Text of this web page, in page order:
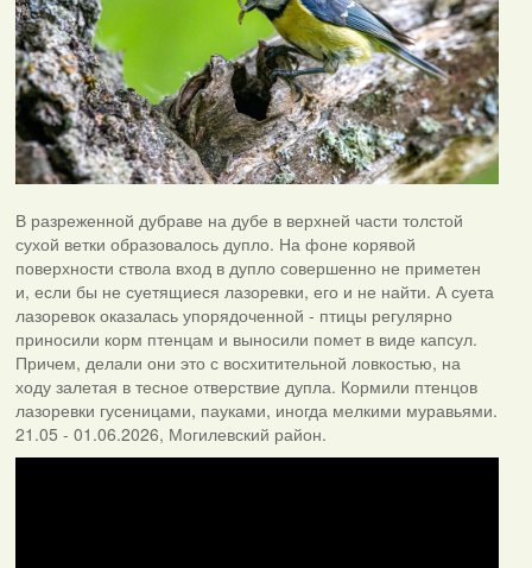
В разреженной дубраве на дубе в верхней части толстой
сухой ветки образовалось дупло. На фоне корявой
поверхности ствола вход в дупло совершенно не приметен
и, если бы не суетящиеся лазоревки, его и не найти. А суета
лазоревок оказалась упорядоченной - птицы регулярно
приносили корм птенцам и выносили помет в виде капсул.
Причем, делали они это с восхитительной ловкостью, на
ходу залетая в тесное отверствие дупла. Кормили птенцов
лазоревки гусеницами, пауками, иногда мелкими муравьями.
21.05 - 01.06.2026, Могилевский район.